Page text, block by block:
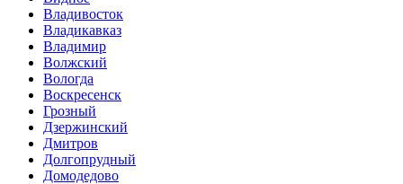
Владивосток
Владикавказ
Владимир
Волжский
Вологда
Воскресенск
Грозный
Дзержинский
Дмитров
Долгопрудный
Домодедово